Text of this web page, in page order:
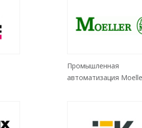
Промышленная
автоматизация